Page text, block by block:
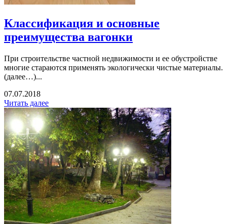
Классификация и основные
преимущества вагонки
При строительстве частной недвижимости и ее обустройстве
многие стараются применять экологически чистые материалы.
(далее…)...
07.07.2018
Читать далее